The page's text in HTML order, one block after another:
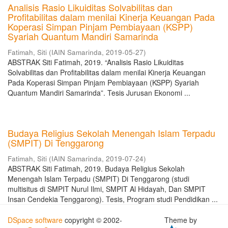
Analisis Rasio Likuiditas Solvabilitas dan
Profitabilitas dalam menilai Kinerja Keuangan Pada
Koperasi Simpan Pinjam Pembiayaan (KSPP)
Syariah Quantum Mandiri Samarinda
Fatimah, Siti (IAIN Samarinda, 2019-05-27)
ABSTRAK Siti Fatimah, 2019. “Analisis Rasio Likuiditas
Solvabilitas dan Profitabilitas dalam menilai Kinerja Keuangan
Pada Koperasi Simpan Pinjam Pembiayaan (KSPP) Syariah
Quantum Mandiri Samarinda”. Tesis Jurusan Ekonomi ...
Budaya Religius Sekolah Menengah Islam Terpadu
(SMPIT) Di Tenggarong
Fatimah, Siti (IAIN Samarinda, 2019-07-24)
ABSTRAK Siti Fatimah, 2019. Budaya Religius Sekolah
Menengah Islam Terpadu (SMPIT) Di Tenggarong (studi
multisitus di SMPIT Nurul Ilmi, SMPIT Al Hidayah, Dan SMPIT
Insan Cendekia Tenggarong). Tesis, Program studi Pendidikan ...
DSpace software copyright © 2002-
Theme by